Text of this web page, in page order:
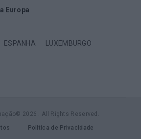
Europa
ESPANHA LUXEMBURGO
2026 . All Rights Reserved.
Política de Privacidade